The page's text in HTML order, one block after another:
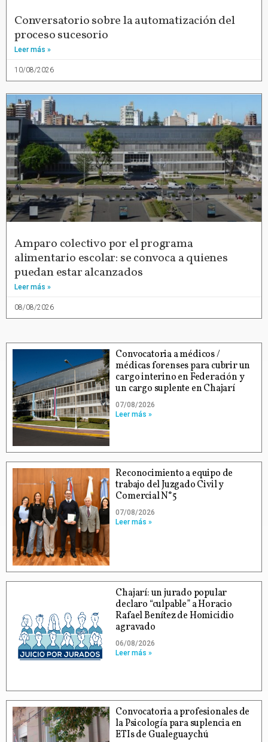
Conversatorio sobre la automatización del
proceso sucesorio
Leer más »
10/08/2026
Amparo colectivo por el programa
alimentario escolar: se convoca a quienes
puedan estar alcanzados
Leer más »
08/08/2026
Convocatoria a médicos /
médicas forenses para cubrir un
cargo interino en Federación y
un cargo suplente en Chajarí
07/08/2026
Leer más »
Reconocimiento a equipo de
trabajo del Juzgado Civil y
Comercial N°5
07/08/2026
Leer más »
Chajarí: un jurado popular
declaro “culpable” a Horacio
Rafael Benítez de Homicidio
agravado
06/08/2026
Leer más »
Convocatoria a profesionales de
la Psicología para suplencia en
ETIs de Gualeguaychú